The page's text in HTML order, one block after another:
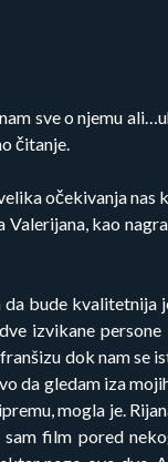
sve o njemu
čitanje.
očekivanja nas
kao
bude kvalitetnija
izvikane
dok nam se
da gledam iza
mogla je.
sam film pored